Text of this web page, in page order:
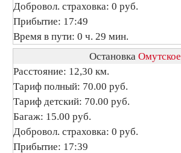
Добровол. страховка: 0 руб.
Прибытие: 17:49
Время в пути: 0 ч. 29 мин.
Остановка Омутское
Расстояние: 12,30 км.
Тариф полный: 70.00 руб.
Тариф детский: 70.00 руб.
Багаж: 15.00 руб.
Добровол. страховка: 0 руб.
Прибытие: 17:39